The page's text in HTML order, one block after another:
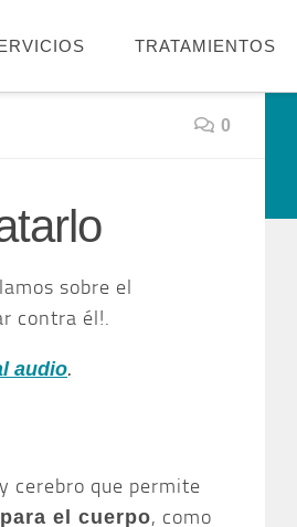
TRATAMIENTOS
0
sobre el
contra él!.
audio.
cerebro que permite
el cuerpo, como